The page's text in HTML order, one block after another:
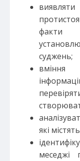
виявляти
факти
суджень;
вміння
які
меседжі